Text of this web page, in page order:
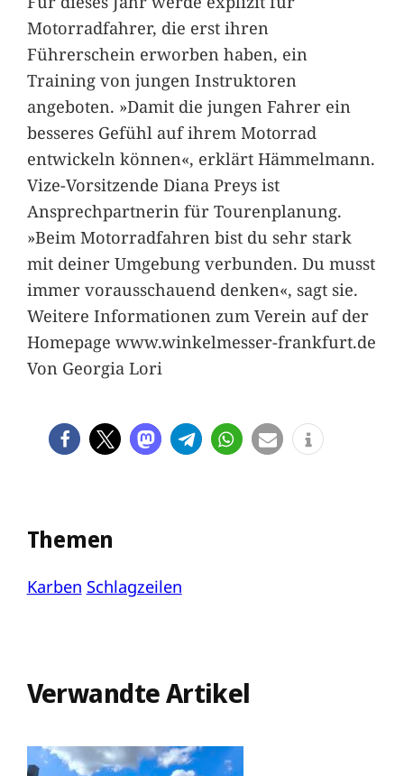
Motorradfahrer, die erst ihren
Führerschein erworben haben, ein
Training von jungen Instruktoren
angeboten. »Damit die jungen Fahrer ein
besseres Gefühl auf ihrem Motorrad
entwickeln können«, erklärt Hämmelmann.
Vize-Vorsitzende Diana Preys ist
Ansprechpartnerin für Tourenplanung.
»Beim Motorradfahren bist du sehr stark
mit deiner Umgebung verbunden. Du musst
immer vorausschauend denken«, sagt sie.
Weitere Informationen zum Verein auf der
Homepage www.winkelmesser-frankfurt.de
Von Georgia Lori
Themen
Karben Schlagzeilen
Verwandte Artikel